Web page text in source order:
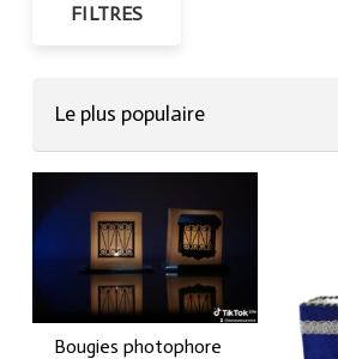
Bougies photophore
FILTRES